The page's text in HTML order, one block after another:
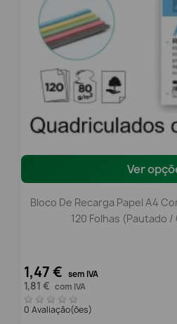
Ver
Bloco De Recarga Papel A4
120 Folhas (Pautado
1,47 € sem IVA
1,81 € com IVA
0 Avaliação(ões)